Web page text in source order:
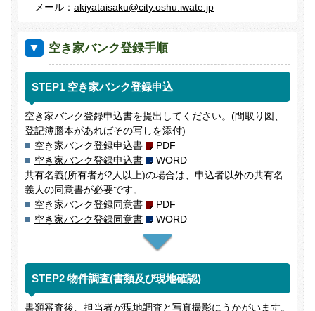
メール： akiyataisaku@city.oshu.iwate.jp
空き家バンク登録手順
STEP1 空き家バンク登録申込
空き家バンク登録申込書を提出してください。(間取り図、
登記簿謄本があればその写しを添付)
空き家バンク登録申込書
PDF
空き家バンク登録申込書
WORD
共有名義(所有者が2人以上)の場合は、申込者以外の共有名
義人の同意書が必要です。
空き家バンク登録同意書
PDF
空き家バンク登録同意書
WORD
STEP2 物件調査(書類及び現地確認)
書類審査後、担当者が現地調査と写真撮影にうかがいます。